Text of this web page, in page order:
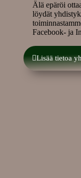
Älä epäröi
löydät
Facebook- ja
Lisää tietoa